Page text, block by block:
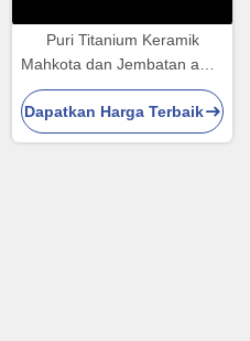
Puri Titanium Keramik
Mahkota dan Jembatan awet
Ringan Restorasi Estetika
Dapatkan Harga Terbaik